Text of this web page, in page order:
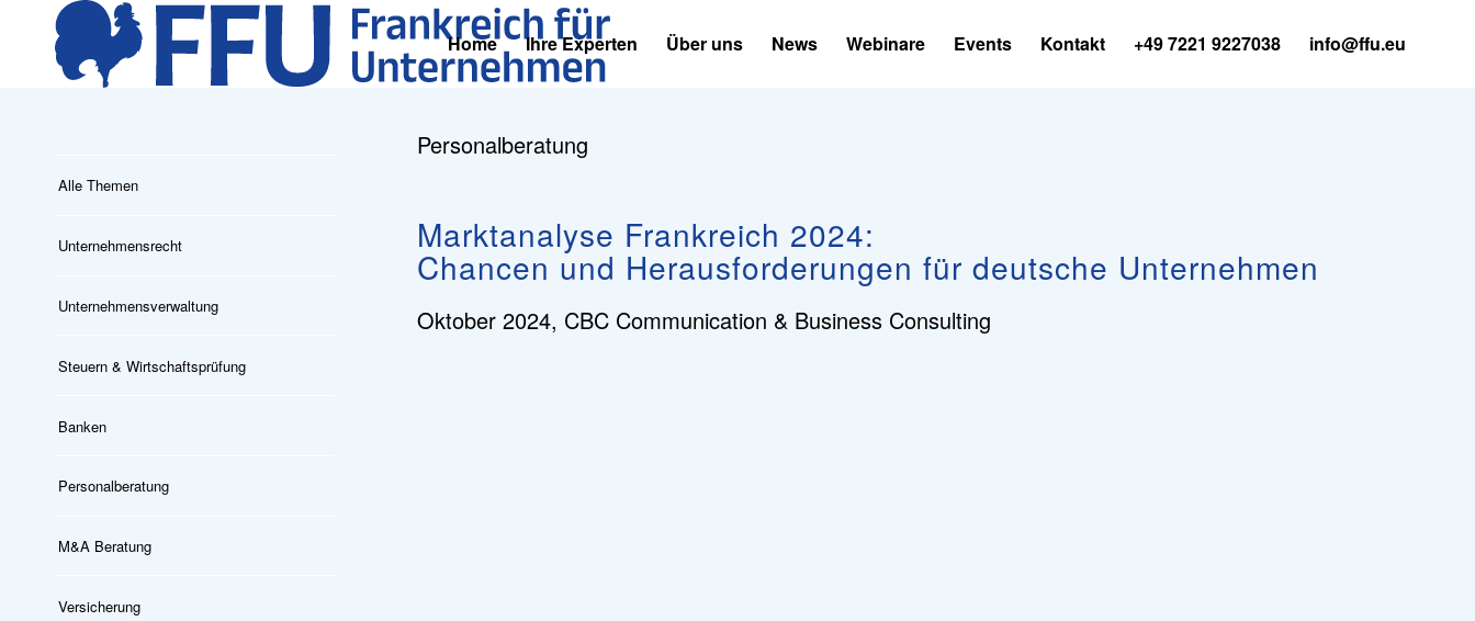
Home Ihre Experten Über uns News Webinare Events Kontakt +49 7221 9227038 info@ffu.eu
Alle Themen
Unternehmensrecht
Unternehmensverwaltung
Steuern & Wirtschaftsprüfung
Banken
Personalberatung
M&A Beratung
Versicherung
Personalberatung
Marktanalyse Frankreich 2024:
Chancen und Herausforderungen für deutsche Unternehmen
Oktober 2024, CBC Communication & Business Consulting